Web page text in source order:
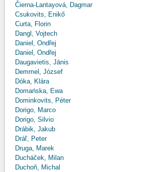
Čierna-Lantayová, Dagmar
Csukovits, Enikő
Curta, Florin
Dangl, Vojtech
Daniel, Ondřej
Daniel, Ondřej
Daugavietis, Jānis
Demmel, József
Dóka, Klára
Domańska, Ewa
Dominkovits, Péter
Dorigo, Marco
Dorigo, Silvio
Drábik, Jakub
Dráľ, Peter
Druga, Marek
Ducháček, Milan
Duchoň, Michal